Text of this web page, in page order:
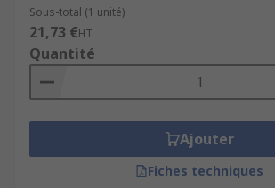
Sous-total (1 unité)
21,73 €HT
Quantité
Ajouter
Fiches techniques